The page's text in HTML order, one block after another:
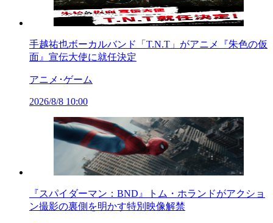
手越祐也ボーカルバンド「T.N.T」がアニメ『朱色の仮
面』宣伝大使に就任決定
アニメ･ゲーム
2026/8/8 10:00
『スパイダーマン：BND』トム・ホランドがアクショ
ン撮影の裏側を明かす特別映像解禁